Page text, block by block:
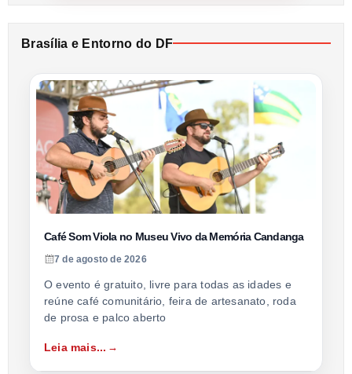
Brasília e Entorno do DF
Café Som Viola no Museu Vivo da Memória Candanga
7 de agosto de 2026
O evento é gratuito, livre para todas as idades e
reúne café comunitário, feira de artesanato, roda
de prosa e palco aberto
Leia mais...